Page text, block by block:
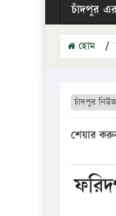
চাঁদপুর
হোম /
চাঁদপুর
শেয়ার